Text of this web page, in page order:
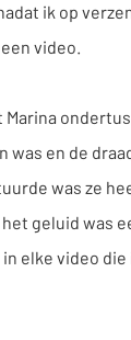
ik op
video.
was en de
was ze
geluid was
elke video die